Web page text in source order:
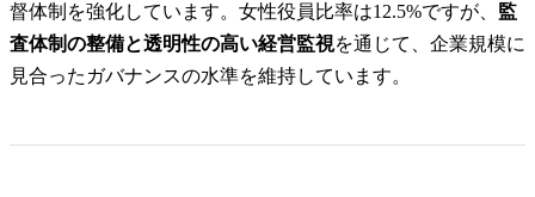
督体制を強化しています。女性役員比率は12.5%ですが、 監
査体制の整備と透明性の高い経営監視を通じて、企業規模に
見合ったガバナンスの水準を維持しています。